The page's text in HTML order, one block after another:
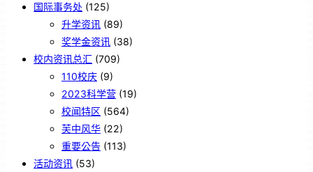
国际事务处 (125)
升学资讯 (89)
奖学金资讯 (38)
校内资讯总汇 (709)
110校庆 (9)
2023科学营 (19)
校闻特区 (564)
芙中风华 (22)
重要公告 (113)
活动资讯 (53)